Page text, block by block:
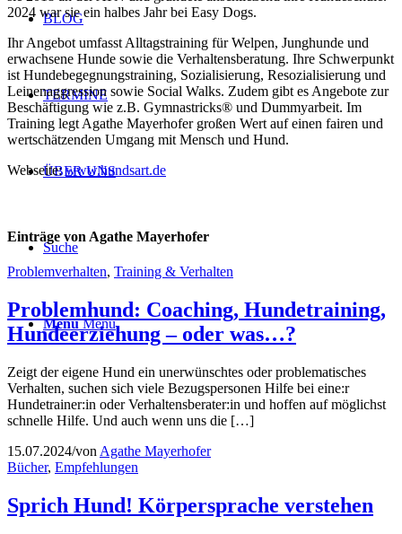
BLOG
TERMINE
ÜBER UNS
Suche
Menü Menü
2024 war sie ein halbes Jahr bei Easy Dogs.
Ihr Angebot umfasst Alltagstraining für Welpen, Junghunde und
erwachsene Hunde sowie die Verhaltensberatung. Ihre Schwerpunkt
ist Hundebegegnungstraining, Sozialisierung, Resozialisierung und
Leinenaggression sowie Social Walks. Zudem gibt es Angebote zur
Beschäftigung wie z.B. Gymnastricks® und Dummyarbeit. Im
Training legt Agathe Mayerhofer großen Wert auf einen fairen und
wertschätzenden Umgang mit Mensch und Hund.
Webseite:www.hundsart.de
Einträge von Agathe Mayerhofer
Problemverhalten, Training & Verhalten
Problemhund: Coaching, Hundetraining,
Hundeerziehung – oder was…?
Zeigt der eigene Hund ein unerwünschtes oder problematisches
Verhalten, suchen sich viele Bezugspersonen Hilfe bei eine:r
Hundetrainer:in oder Verhaltensberater:in und hoffen auf möglichst
schnelle Hilfe. Und auch wenn uns die […]
15.07.2024/von Agathe Mayerhofer
Bücher, Empfehlungen
Sprich Hund! Körpersprache verstehen